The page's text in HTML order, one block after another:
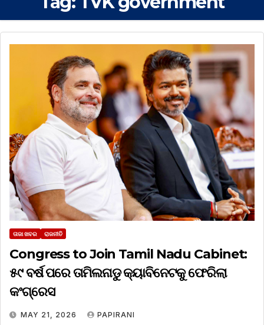
ତାଜା ଖବର ରାଜନୀତି
Congress to Join Tamil Nadu Cabinet:
୫୯ ବର୍ଷ ପରେ ତାମିଲନାଡୁ କ୍ୟାବିନେଟକୁ ଫେରିଲା
କଂଗ୍ରେସ
MAY 21, 2026 PAPIRANI